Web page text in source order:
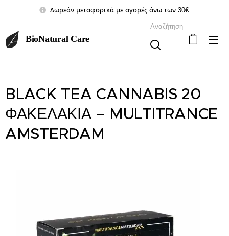
Δωρεάν μεταφορικά με αγορές άνω των 30€.
BioNatural Care
Αναζήτηση
BLACK TEA CANNABIS 20
ΦΑΚΕΛΑΚΙΑ – MULTITRANCE
AMSTERDAM